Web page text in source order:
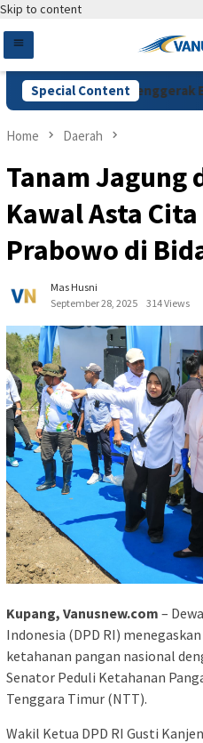
Skip to content
Special Content
Festival Jadi Penggerak
Home Daerah
Tanam Jagung
Kawal Asta
Prabowo di
Mas Husni
September 28, 2025
314 Views
Kupang, Vanusnew.com –
Indonesia (DPD RI)
ketahanan pangan nasional
Senator Peduli Ketahanan
Tenggara Timur (NTT).
Wakil Ketua DPD RI Gusti